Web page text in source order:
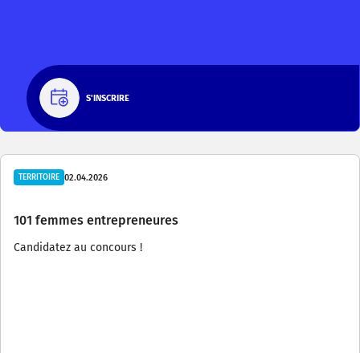
S'INSCRIRE
TERRITOIRE 02.04.2026
101 femmes entrepreneures
Candidatez au concours !